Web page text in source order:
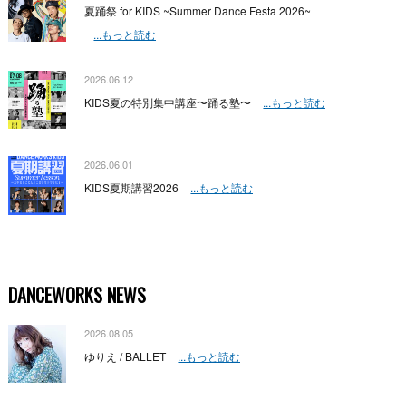
夏踊祭 for KIDS ~Summer Dance Festa 2026~
...もっと読む
2026.06.12
KIDS夏の特別集中講座〜踊る塾〜 ...もっと読む
2026.06.01
KIDS夏期講習2026 ...もっと読む
DANCEWORKS NEWS
2026.08.05
ゆりえ / BALLET ...もっと読む